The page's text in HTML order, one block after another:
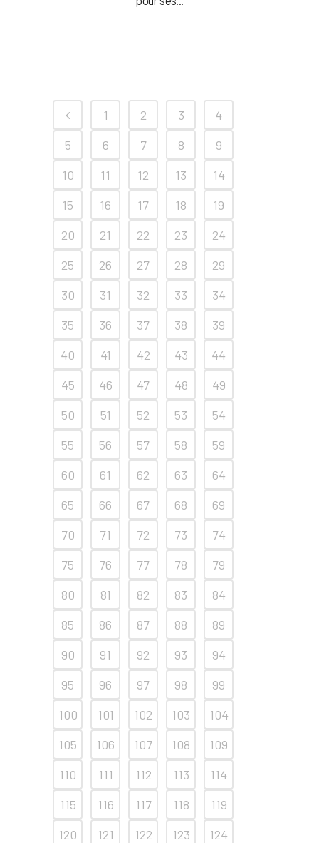
1 2 3
4
5
6 7 8
9
10
11 12 13
14
15
16 17 18
19
20
21 22 23
24
25
26 27 28
29
30
31 32 33
34
35
36 37 38
39
40
41 42 43
44
45
46 47 48
49
50
51 52 53
54
55
56 57 58
59
60
61 62 63
64
65
66 67 68
69
70
71 72 73
74
75
76 77 78
79
80
81 82 83
84
85
86 87 88
89
90
91 92 93
94
95
96 97 98
99
100
101 102 103
104
105
106 107 108
109
110
111 112 113
114
115
116 117 118
119
120
121 122 123
124